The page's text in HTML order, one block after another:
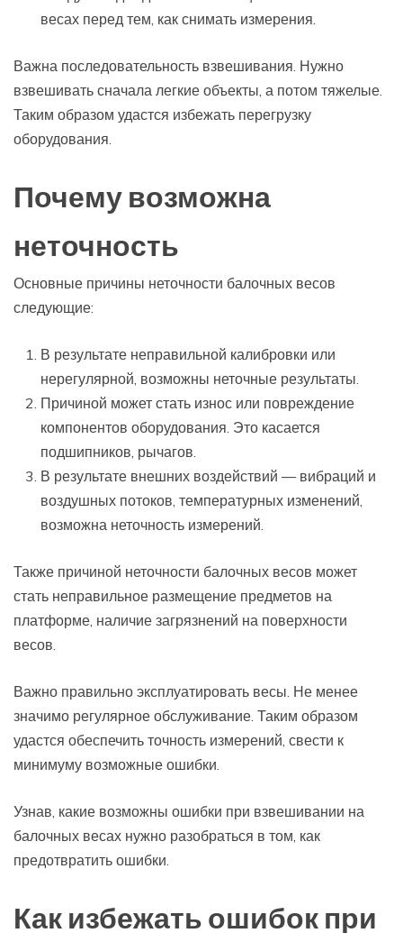
весах перед тем, как снимать измерения.
Важна последовательность взвешивания. Нужно
взвешивать сначала легкие объекты, а потом тяжелые.
Таким образом удастся избежать перегрузку
оборудования.
Почему возможна
неточность
Основные причины неточности балочных весов
следующие:
В результате неправильной калибровки или
нерегулярной, возможны неточные результаты.
Причиной может стать износ или повреждение
компонентов оборудования. Это касается
подшипников, рычагов.
В результате внешних воздействий — вибраций и
воздушных потоков, температурных изменений,
возможна неточность измерений.
Также причиной неточности балочных весов может
стать неправильное размещение предметов на
платформе, наличие загрязнений на поверхности
весов.
Важно правильно эксплуатировать весы. Не менее
значимо регулярное обслуживание. Таким образом
удастся обеспечить точность измерений, свести к
минимуму возможные ошибки.
Узнав, какие возможны ошибки при взвешивании на
балочных весах нужно разобраться в том, как
предотвратить ошибки.
Как избежать ошибок при